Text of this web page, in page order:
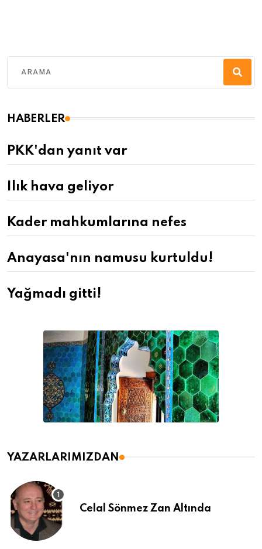
HABERLER
PKK'dan yanıt var
Ilık hava geliyor
Kader mahkumlarına nefes
Anayasa'nın namusu kurtuldu!
Yağmadı gitti!
YAZARLARIMIZDAN
Celal Sönmez Zan Altında